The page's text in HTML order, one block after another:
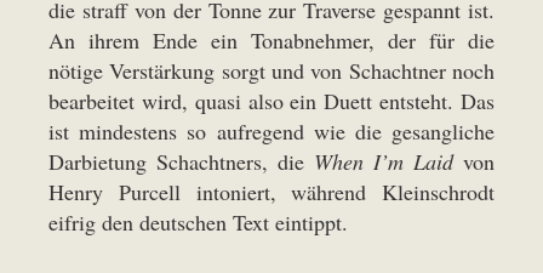
die straff von der Tonne zur Traverse gespannt ist.
An ihrem Ende ein Tonabnehmer, der für die
nötige Verstärkung sorgt und von Schachtner noch
bearbeitet wird, quasi also ein Duett entsteht. Das
ist mindestens so aufregend wie die gesangliche
Darbietung Schachtners, die When I’m Laidvon
Henry Purcell intoniert, während Kleinschrodt
eifrig den deutschen Text eintippt.